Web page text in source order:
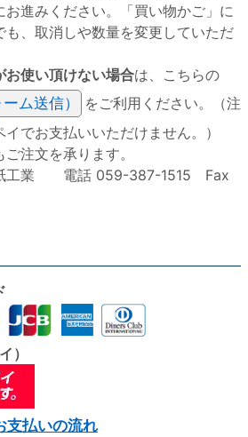
お進みください。「買い物かご」に
も、取消しや数量を変更していただ
お使い頂けない場合は、こちらの
ム送信）
をご利用ください。（注
でお支払いいただけません。）
注文を承ります。
紙工業 電話 059-387-1515 Fax
）
支払いの流れ